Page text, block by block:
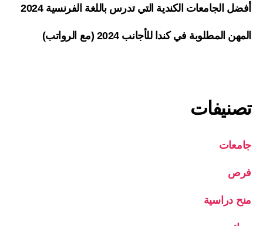
أفضل الجامعات الكندية التي تدرس باللغة الفرنسية 2024
المهن المطلوبة في كندا للأجانب 2024 (مع الرواتب)
تصنيفات
جامعات
فرص
منح دراسية